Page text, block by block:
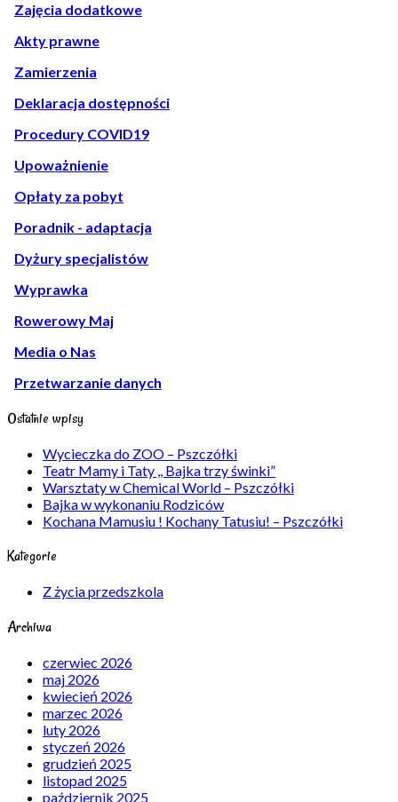
Zajęcia dodatkowe
Akty prawne
Zamierzenia
Deklaracja dostępności
Procedury COVID19
Upoważnienie
Opłaty za pobyt
Poradnik - adaptacja
Dyżury specjalistów
Wyprawka
Rowerowy Maj
Media o Nas
Przetwarzanie danych
Ostatnie wpisy
Wycieczka do ZOO – Pszczółki
Teatr Mamy i Taty ,, Bajka trzy świnki”
Warsztaty w Chemical World – Pszczółki
Bajka w wykonaniu Rodziców
Kochana Mamusiu ! Kochany Tatusiu! – Pszczółki
Kategorie
Z życia przedszkola
Archiwa
czerwiec 2026
maj 2026
kwiecień 2026
marzec 2026
luty 2026
styczeń 2026
grudzień 2025
listopad 2025
październik 2025